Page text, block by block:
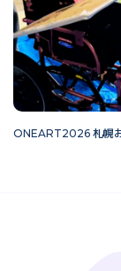
ONEART2026 札幌お